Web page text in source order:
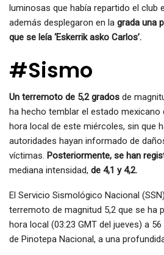
luminosas que había repartido el club
además desplegaron en la grada una
que se leía ‘Eskerrik asko Carlos’.
#Sismo
Un terremoto de 5,2 grados de
ha hecho temblar el estado mexicano
hora local de este miércoles, sin que
autoridades hayan informado de
víctimas. Posteriormente, se han
mediana intensidad, de 4,1 y 4,2.
El Servicio Sismológico Nacional
terremoto de magnitud 5,2 que se ha
hora local (03:23 GMT del jueves) a
de Pinotepa Nacional, a una